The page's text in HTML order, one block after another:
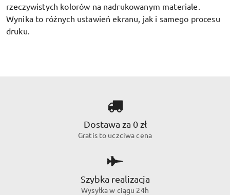
rzeczywistych kolorów na nadrukowanym materiale.
Wynika to różnych ustawień ekranu, jak i samego procesu
druku.
Dostawa za 0 zł
Gratis to uczciwa cena
Szybka realizacja
Wysyłka w ciągu 24h